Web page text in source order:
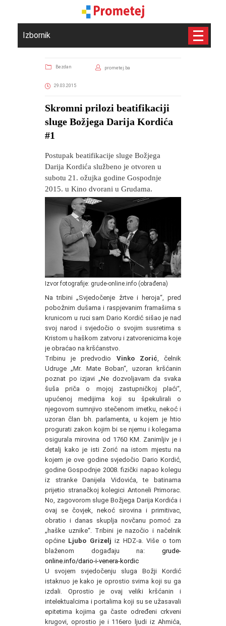
Izbornik
Bezdan prometej.ba
29.03.2015
Skromni prilozi beatifikaciji
sluge Božjega Darija Kordića
#1
Postupak beatifikacije sluge Božjega
Darija Kordića službeno je otvoren u
subotu 21. ožujka godine Gospodnje
2015. u Kino dvorani u Grudama.
Izvor fotografije: grude-online.info (obrađena)
Na tribini „Svjedočenje žrtve i heroja“, pred
pobožnim dušama i raspjevanim framašima s
krunicom u ruci sam Dario Kordić sišao je nad
svoj narod i svjedočio o svojim susretima s
Kristom u haškom zatvoru i zatvorenicima koje
je obraćao na kršćanstvo.
Tribinu je predvodio Vinko Zorić , čelnik
Udruge „Mr. Mate Boban“, uzoran kršćanin
poznat po izjavi „Ne dozvoljavam da svaka
šuša priča o mojoj zastupničkoj plaći“,
upućenoj medijima koji su špekulirali o
njegovom sumnjivo stečenom imetku, nekoć i
uzoran član bh. parlamenta, u kojem je htio
progurati zakon kojim bi se njemu i kolegama
osigurala mirovina od 1760 KM. Zanimljiv je i
detalj kako je isti Zorić na istom mjestu na
kojem je ove godine svjedočio Dario Kordić,
godine Gospodnje 2008. fizički napao kolegu
iz stranke Danijela Vidovića, te batinama
prijetio stranačkoj kolegici Antoneli Primorac.
No, zagovorom sluge Božjega Darija Kordića i
ovaj se čovjek, nekoć sirovina i primitivac,
obratio i danas skuplja novčanu pomoć za
„haške uznike“. Tribini je nazočio i načelnik
općine Ljubo Grizelj iz HDZ-a. Više o tom
blaženom događaju na: grude-
online.info/dario-i-venera-kordic
U svojem svjedočenju sluga Božji Kordić
istaknuo je kako je oprostio svima koji su ga
izdali. Oprostio je ovaj veliki kršćanin i
intelektualcima i portalima koji su se užasavali
epitetima kojima ga časte određeni crkveni
krugovi, oprostio je i 116ero ljudi iz Ahmića,